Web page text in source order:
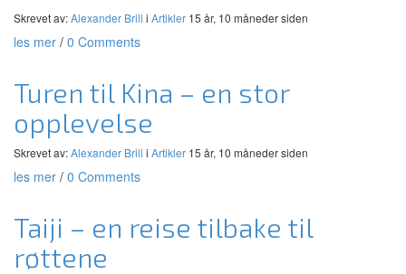
Skrevet av:Alexander Brill i Artikler 15 år, 10 måneder siden
les mer / 0 Comments
Turen til Kina – en stor
opplevelse
Skrevet av:Alexander Brill i Artikler 15 år, 10 måneder siden
les mer / 0 Comments
Taiji – en reise tilbake til
røttene